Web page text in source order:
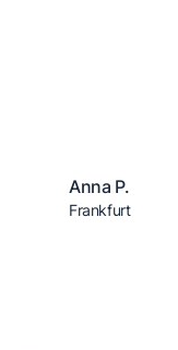
Anna P.
Frankfurt